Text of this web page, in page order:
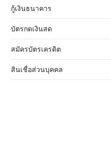
กู้เงินธนาคาร
บัตรกดเงินสด
สมัครบัตรเครดิต
สินเชื่อส่วนบุคคล